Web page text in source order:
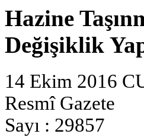
Hazine
Değişiklik
14 Ekim 2016
Resmî Gazete
Sayı : 29857